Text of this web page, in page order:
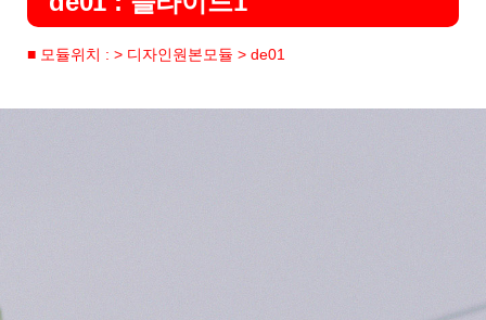
■ 모듈위치 : > 디자인원본모듈 > de01